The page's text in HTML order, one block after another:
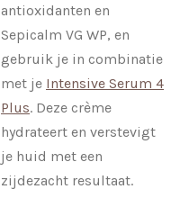
antioxidanten en
Sepicalm VG WP, en
gebruik je in combinatie
met je Intensive Serum 4
Plus. Deze crème
hydrateert en verstevigt
je huid met een
zijdezacht resultaat.